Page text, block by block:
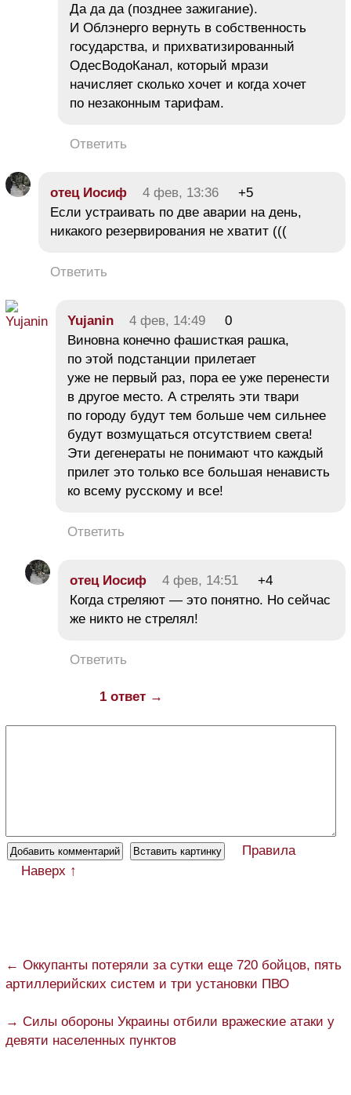
Да да да (позднее зажигание).
И Облэнерго вернуть в собственность
государства, и прихватизированный
ОдесВодоКанал, который мрази
начисляет сколько хочет и когда хочет
по незаконным тарифам.
Ответить
отец Иосиф 4 фев, 13:36
+5
Если устраивать по две аварии на день,
никакого резервирования не хватит (((
Ответить
Yujanin 4 фев, 14:49
0
Виновна конечно фашисткая рашка,
по этой подстанции прилетает
уже не первый раз, пора ее уже перенести
в другое место. А стрелять эти твари
по городу будут тем больше чем сильнее
будут возмущаться отсутствием света!
Эти дегенераты не понимают что каждый
прилет это только все большая ненависть
ко всему русскому и все!
Ответить
отец Иосиф 4 фев, 14:51
+4
Когда стреляют — это понятно. Но сейчас
же никто не стрелял!
Ответить
1 ответ →
Правила
Наверх ↑
← Оккупанты потеряли за сутки еще 720 бойцов, пять
артиллерийских систем и три установки ПВО
→ Силы обороны Украины отбили вражеские атаки у
девяти населенных пунктов